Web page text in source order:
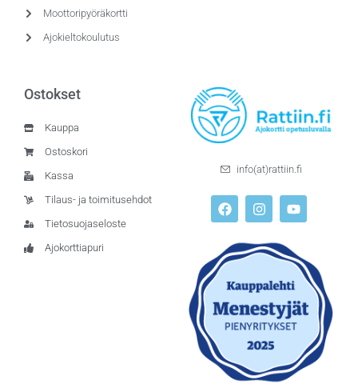
Moottoripyöräkortti
Ajokieltokoulutus
Ostokset
Kauppa
Ostoskori
Kassa
Tilaus- ja toimitusehdot
Tietosuojaseloste
Ajokorttiapuri
info(at)rattiin.fi